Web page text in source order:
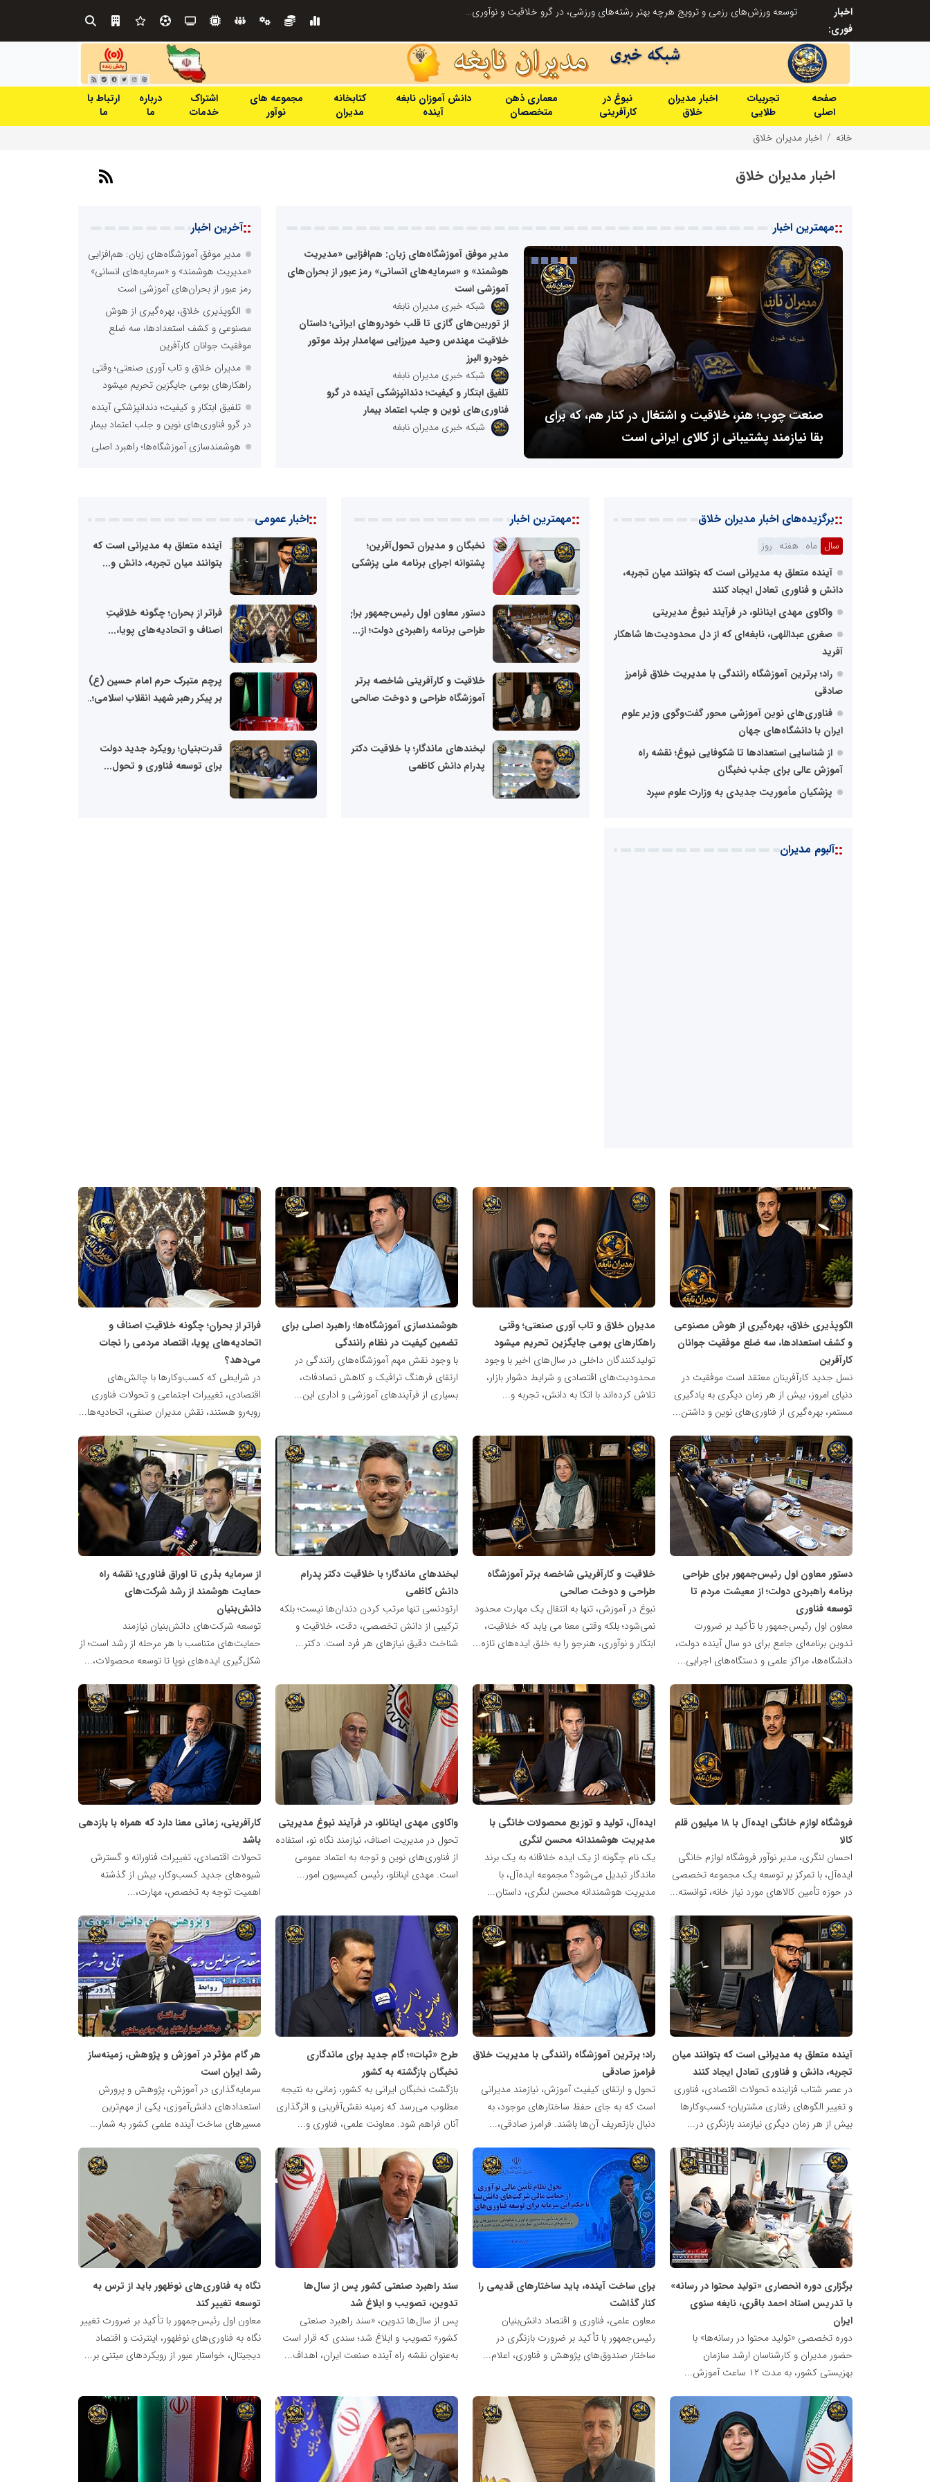
اخبار
فوری:
توسعه ورزش‌های رزمی و ترویج هرچه بهتر رشته‌های ورزشی، در گرو خلاقیت و نوآوری است لبنیات سنتی؛ میراثی که برای بقا به حمایت و نوآوری نیاز دارد
صفحه
اصلی
تجربیات
طلایی
اخبار مدیران
خلاق
نبوغ در
کارآفرینی
معماری ذهن
متخصصان
دانش آموزان نابغه
آینده
کتابخانه
مدیران
مجموعه های
نوآور
اشتراک
خدمات
درباره
ما
ارتباط با
ما
خانه
اخبار مدیران خلاق
اخبار مدیران خلاق
::مهمترین اخبار
صنعت چوب؛ هنر، خلاقیت و اشتغال در کنار هم، که برای
بقا نیازمند پشتیبانی از کالای ایرانی است
نخبگان و مدیران تحول‌آفرین؛ پشتوانه اجرای برنامه ملی
پزشکی خانواده
توسعه ورزش‌های رزمی و ترویج
ورزشی، در گرو خلاقیت و
مدیر موفق آموزشگاه‌های زبان: هم‌افزایی «مدیریت
هوشمند» و «سرمایه‌های انسانی» رمز عبور از بحران‌های
آموزشی است
شبکه خبری مدیران نابغه
از توربین‌های گازی تا قلب خودروهای ایرانی؛ داستان
خلاقیت مهندس وحید میرزایی سهامدار برند موتور
خودرو البرز
شبکه خبری مدیران نابغه
تلفیق ابتکار و کیفیت؛ دندانپزشکی آینده در گرو
فناوری‌های نوین و جلب اعتماد بیمار
شبکه خبری مدیران نابغه
::آخرین اخبار
مدیر موفق آموزشگاه‌های زبان: هم‌افزایی
«مدیریت هوشمند» و «سرمایه‌های انسانی»
رمز عبور از بحران‌های آموزشی است
الگوپذیری خلاق، بهره‌گیری از هوش
مصنوعی و کشف استعدادها، سه ضلع
موفقیت جوانان کارآفرین
مدیران خلاق و تاب آوری صنعتی؛ وقتی
راهکارهای بومی جایگزین تحریم میشود
تلفیق ابتکار و کیفیت؛ دندانپزشکی آینده
در گرو فناوری‌های نوین و جلب اعتماد بیمار
هوشمندسازی آموزشگاه‌ها؛ راهبرد اصلی
از توربین‌های گازی تا قلب خودروهای
ایرانی؛ داستان خلاقیت مهندس وحید
میرزایی سهامدار برند موتور خودرو البرز
دستور معاون اول رئیس‌جمهور برای
طراحی برنامه راهبردی دولت؛ از معیشت
مردم تا توسعه فناوری
خلاقیت و کارآفرینی شاخصه برتر
آموزشگاه طراحی و دوخت صالحی
لبخندهای ماندگار؛ با خلاقیت دکتر پدرام
دانش‌ کاظمی
::برگزیده‌های اخبار مدیران خلاق
سال ماه هفته روز
آینده متعلق به مدیرانی است که بتوانند میان تجربه،
دانش و فناوری تعادل ایجاد کنند
واکاوی مهدی اینانلو، در فرآیند نبوغ مدیریتی
صغری عبداللهی، نابغه‌ای که از دل محدودیت‌ها شاهکار
آفرید
راد؛ برترین آموزشگاه رانندگی با مدیریت خلاق فرامرز
صادقی
فناوری‌های نوین آموزشی محور گفت‌وگوی وزیر علوم
ایران با دانشگاه‌های جهان
از شناسایی استعدادها تا شکوفایی نبوغ؛ نقشه راه
آموزش عالی برای جذب نخبگان
پزشکیان مأموریت جدیدی به وزارت علوم سپرد
::مهمترین اخبار
نخبگان و مدیران تحول‌آفرین؛
پشتوانه اجرای برنامه ملی پزشکی...
شبکه
خبری
مدیران
نابغه
دستور معاون اول رئیس‌جمهور برای
طراحی برنامه راهبردی دولت؛ از...
شبکه
خبری
مدیران
نابغه
خلاقیت و کارآفرینی شاخصه برتر
آموزشگاه طراحی و دوخت صالحی
شبکه
خبری
مدیران
نابغه
لبخندهای ماندگار؛ با خلاقیت دکتر
پدرام دانش‌ کاظمی
شبکه
خبری
::اخبار عمومی
آینده متعلق به مدیرانی است که
بتوانند میان تجربه، دانش و...
شبکه
خبری
مدیران
نابغه
فراتر از بحران؛ چگونه خلاقیتِ
اصناف و اتحادیه‌های پویا،...
شبکه
خبری
مدیران
نابغه
پرچم متبرک حرم امام حسین (ع)
بر پیکر رهبر شهید انقلاب اسلامی؛...
شبکه
خبری
مدیران
نابغه
قدرت‌بنیان؛ رویکرد جدید دولت
برای توسعه فناوری و تحول...
شبکه
خبری
::آلبوم مدیران
الگوپذیری خلاق، بهره‌گیری از هوش مصنوعی
و کشف استعدادها، سه ضلع موفقیت جوانان
کارآفرین
نسل جدید کارآفرینان معتقد است موفقیت در
دنیای امروز، بیش از هر زمان دیگری به یادگیری
مستمر، بهره‌گیری از فناوری‌های نوین و داشتن...
شبکه
خبری
مدیران
نابغه
مدیران خلاق و تاب آوری صنعتی؛ وقتی
راهکارهای بومی جایگزین تحریم میشود
تولیدکنندگان داخلی در سال‌های اخیر با وجود
محدودیت‌های اقتصادی و شرایط دشوار بازار،
تلاش کرده‌اند با اتکا به دانش، تجربه و...
خبری
مدیران
نابغه
هوشمندسازی آموزشگاه‌ها؛ راهبرد اصلی برای
تضمین کیفیت در نظام رانندگی
با وجود نقش مهم آموزشگاه‌های رانندگی در
ارتقای فرهنگ ترافیک و کاهش تصادفات،
بسیاری از فرآیندهای آموزشی و اداری این...
خبری
مدیران
نابغه
فراتر از بحران؛ چگونه خلاقیتِ اصناف و
اتحادیه‌های پویا، اقتصاد مردمی را نجات
می‌دهد؟
در شرایطی که کسب‌وکارها با چالش‌های
اقتصادی، تغییرات اجتماعی و تحولات فناوری
روبه‌رو هستند، نقش مدیران صنفی، اتحادیه‌ها...
شبکه
خبری
مدیران
نابغه
دستور معاون اول رئیس‌جمهور برای طراحی
برنامه راهبردی دولت؛ از معیشت مردم تا
توسعه فناوری
معاون اول رئیس‌جمهور با تأکید بر ضرورت
تدوین برنامه‌ای جامع برای دو سال آینده دولت،
دانشگاه‌ها، مراکز علمی و دستگاه‌های اجرایی...
شبکه
خبری
مدیران
نابغه
خلاقیت و کارآفرینی شاخصه برتر آموزشگاه
طراحی و دوخت صالحی
نبوغ در آموزش، تنها به انتقال یک مهارت محدود
نمی‌شود؛ بلکه وقتی معنا می یابد که خلاقیت،
ابتکار و نوآوری، هنرجو را به خلق ایده‌های تازه...
شبکه
خبری
مدیران
نابغه
لبخندهای ماندگار؛ با خلاقیت دکتر پدرام
دانش‌ کاظمی
ارتودنسی تنها مرتب کردن دندان‌ها نیست؛ بلکه
ترکیبی از دانش تخصصی، دقت، خلاقیت و
شناخت دقیق نیازهای هر فرد است. دکتر...
شبکه
خبری
مدیران
نابغه
از سرمایه بذری تا اوراق فناوری؛ نقشه راه
حمایت هوشمند از رشد شرکت‌های
دانش‌بنیان
توسعه شرکت‌های دانش‌بنیان نیازمند
حمایت‌های متناسب با هر مرحله از رشد است؛ از
شکل‌گیری ایده‌های نوپا تا توسعه محصولات،...
شبکه
خبری
مدیران
نابغه
فروشگاه لوازم خانگی ایده‌آل با ۱۸ میلیون قلم
کالا
احسان لنگری، مدیر نوآور فروشگاه لوازم خانگی
ایده‌آل، با تمرکز بر توسعه یک مجموعه تخصصی
در حوزه تأمین کالاهای مورد نیاز خانه، توانسته...
شبکه
خبری
مدیران
نابغه
ایده‌آل، تولید و توزیع محصولات خانگی با
مدیریت هوشمندانه محسن لنگری
یک نام چگونه از یک ایده خلاقانه به یک برند
ماندگار تبدیل می‌شود؟ مجموعه ایده‌آل، با
مدیریت هوشمندانه محسن لنگری، داستان...
خبری
مدیران
نابغه
واکاوی مهدی اینانلو، در فرآیند نبوغ مدیریتی
تحول در مدیریت اصناف، نیازمند نگاه نو، استفاده
از فناوری‌های نوین و توجه به اعتماد عمومی
است. مهدی اینانلو، رئیس کمیسیون امور...
شبکه
مدیران
نابغه
کارآفرینی، زمانی معنا دارد که همراه با بازدهی
باشد
تحولات اقتصادی، تغییرات فناورانه و گسترش
شیوه‌های جدید کسب‌وکار، بیش از گذشته
اهمیت توجه به تخصص، مهارت،...
شبکه
خبری
مدیران
نابغه
آینده متعلق به مدیرانی است که بتوانند میان
تجربه، دانش و فناوری تعادل ایجاد کنند
در عصر شتاب فزاینده تحولات اقتصادی، فناوری
و تغییر الگوهای رفتاری مشتریان؛ کسب‌وکارها
بیش از هر زمان دیگری نیازمند بازنگری در...
شبکه
خبری
مدیران
نابغه
راد؛ برترین آموزشگاه رانندگی با مدیریت خلاق
فرامرز صادقی
تحول و ارتقای کیفیت آموزش، نیازمند مدیرانی
است که به جای حفظ ساختارهای موجود، به
دنبال بازتعریف آن‌ها باشند. فرامرز صادقی،...
خبری
مدیران
نابغه
طرح «ثبات»؛ گام جدید برای ماندگاری
نخبگان بازگشته به کشور
بازگشت نخبگان ایرانی به کشور، زمانی به نتیجه
مطلوب می‌رسد که زمینه نقش‌آفرینی و اثرگذاری
آنان فراهم شود. معاونت علمی، فناوری و...
شبکه
خبری
مدیران
نابغه
هر گام مؤثر در آموزش و پژوهش، زمینه‌ساز
رشد ایران است
سرمایه‌گذاری در آموزش، پژوهش و پرورش
استعدادهای دانش‌آموزی، یکی از مهم‌ترین
مسیرهای ساخت آینده علمی کشور به شمار...
شبکه
خبری
مدیران
نابغه
برگزاری دوره انحصاری «تولید محتوا در رسانه»
با تدریس استاد احمد باقری، نابغه سئوی
ایران
دوره تخصصی «تولید محتوا در رسانه‌ها» با
حضور مدیران و کارشناسان ارشد سازمان
بهزیستی کشور، به مدت ۱۲ ساعت آموزش...
شبکه
خبری
مدیران
نابغه
برای ساخت آینده، باید ساختارهای قدیمی را
کنار گذاشت
معاون علمی، فناوری و اقتصاد دانش‌بنیان
رئیس‌جمهور با تأکید بر ضرورت بازنگری در
ساختار صندوق‌های پژوهش و فناوری، اعلام...
شبکه
خبری
مدیران
نابغه
سند راهبرد صنعتی کشور پس از سال‌ها
تدوین، تصویب و ابلاغ شد
پس از سال‌ها تدوین، «سند راهبرد صنعتی
کشور» تصویب و ابلاغ شد؛ سندی که قرار است
به‌عنوان نقشه راه آینده صنعت ایران، اهداف...
شبکه
خبری
مدیران
نابغه
نگاه به فناوری‌های نوظهور باید از ترس به
توسعه تغییر کند
معاون اول رئیس‌جمهور با تأکید بر ضرورت تغییر
نگاه به فناوری‌های نوظهور، اینترنت و اقتصاد
دیجیتال، خواستار عبور از رویکردهای مبتنی بر...
شبکه
خبری
مدیران
نابغه
خبری
مدیران
شبکه
خبری
مدیران
شبکه
خبری
مدیران
شبکه
خبری
مدیران